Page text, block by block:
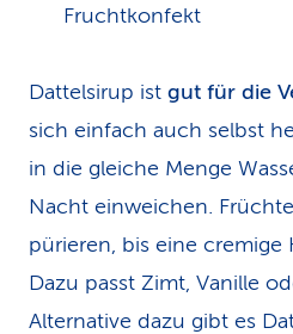
Fruchtkonfekt
Dattelsirup ist gut für die
sich einfach auch selbst
in die gleiche Menge
Nacht einweichen.
pürieren, bis eine cremige
Dazu passt Zimt, Vanille
Alternative dazu gibt es